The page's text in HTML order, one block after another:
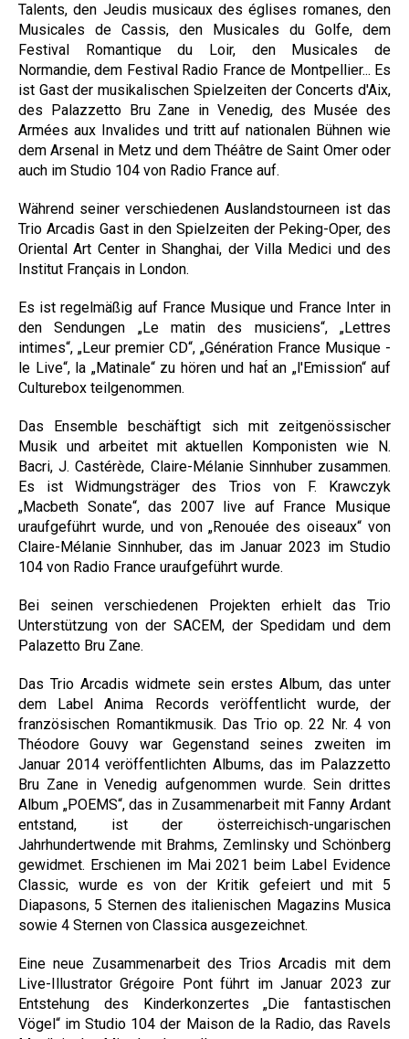
Talents, den Jeudis musicaux des églises romanes, den
Musicales de Cassis, den Musicales du Golfe, dem
Festival Romantique du Loir, den Musicales de
Normandie, dem Festival Radio France de Montpellier... Es
ist Gast der musikalischen Spielzeiten der Concerts d'Aix,
des Palazzetto Bru Zane in Venedig, des Musée des
Armées aux Invalides und tritt auf nationalen Bühnen wie
dem Arsenal in Metz und dem Théâtre de Saint Omer oder
auch im Studio 104 von Radio France auf.
Während seiner verschiedenen Auslandstourneen ist das
Trio Arcadis Gast in den Spielzeiten der Peking-Oper, des
Oriental Art Center in Shanghai, der Villa Medici und des
Institut Français in London.
Es ist regelmäßig auf France Musique und France Inter in
den Sendungen „Le matin des musiciens“, „Lettres
intimes“, „Leur premier CD“, „Génération France Musique -
le Live“, la „Matinale“ zu hören und hat́ an „l'Emission“ auf
Culturebox teilgenommen.
Das Ensemble beschäftigt sich mit zeitgenössischer
Musik und arbeitet mit aktuellen Komponisten wie N.
Bacri, J. Castérède, Claire-Mélanie Sinnhuber zusammen.
Es ist Widmungsträger des Trios von F. Krawczyk
„Macbeth Sonate“, das 2007 live auf France Musique
uraufgeführt wurde, und von „Renouée des oiseaux“ von
Claire-Mélanie Sinnhuber, das im Januar 2023 im Studio
104 von Radio France uraufgeführt wurde.
Bei seinen verschiedenen Projekten erhielt das Trio
Unterstützung von der SACEM, der Spedidam und dem
Palazetto Bru Zane.
Das Trio Arcadis widmete sein erstes Album, das unter
dem Label Anima Records veröffentlicht wurde, der
französischen Romantikmusik. Das Trio op. 22 Nr. 4 von
Théodore Gouvy war Gegenstand seines zweiten im
Januar 2014 veröffentlichten Albums, das im Palazzetto
Bru Zane in Venedig aufgenommen wurde. Sein drittes
Album „POEMS“, das in Zusammenarbeit mit Fanny Ardant
entstand, ist der österreichisch-ungarischen
Jahrhundertwende mit Brahms, Zemlinsky und Schönberg
gewidmet. Erschienen im Mai 2021 beim Label Evidence
Classic, wurde es von der Kritik gefeiert und mit 5
Diapasons, 5 Sternen des italienischen Magazins Musica
sowie 4 Sternen von Classica ausgezeichnet.
Eine neue Zusammenarbeit des Trios Arcadis mit dem
Live-Illustrator Grégoire Pont führt im Januar 2023 zur
Entstehung des Kinderkonzertes „Die fantastischen
Vögel“ im Studio 104 der Maison de la Radio, das Ravels